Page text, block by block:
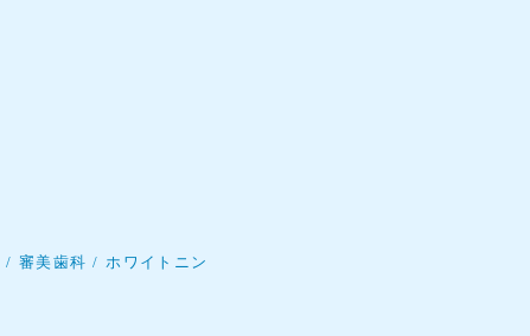
審美歯科
ホワイトニン